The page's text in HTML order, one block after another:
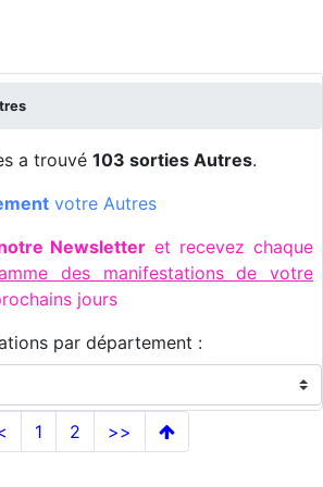
a trouvé 103 sorties Autres.
votre Autres
Newsletter et recevez chaque
des manifestations de votre
jours
par département :
1 2 >>